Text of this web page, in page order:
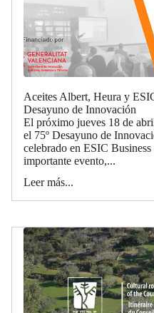
Aceites Albert, Heura y
Desayuno de Innovación
El próximo jueves 18 de
el 75º Desayuno de
celebrado en ESIC
importante evento,...
Leer más...